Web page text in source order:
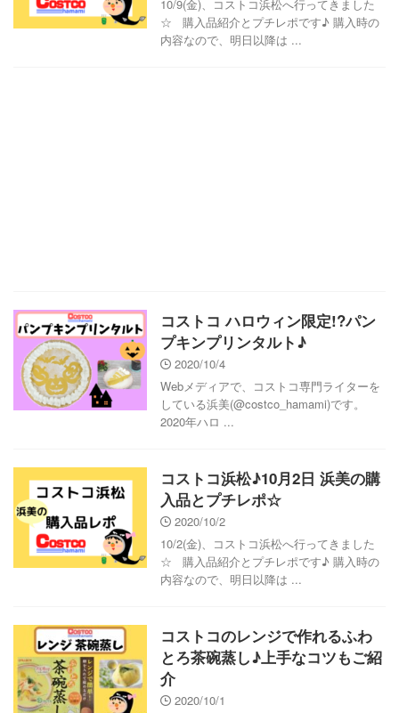
10/9(金)、コストコ浜松へ行ってきました
☆ 購入品紹介とプチレポです♪ 購入時の
内容なので、明日以降は ...
コストコ ハロウィン限定!?パン
プキンプリンタルト♪
2020/10/4
Webメディアで、コストコ専門ライターを
している浜美(@costco_hamami)です。
2020年ハロ ...
コストコ浜松♪10月2日 浜美の購
入品とプチレポ☆
2020/10/2
10/2(金)、コストコ浜松へ行ってきました
☆ 購入品紹介とプチレポです♪ 購入時の
内容なので、明日以降は ...
コストコのレンジで作れるふわ
とろ茶碗蒸し♪上手なコツもご紹
介
2020/10/1